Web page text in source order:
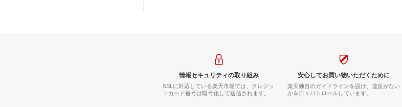
情報セキュリティの取り組み
SSLに対応している楽天市場では、クレジッ
トカード番号は暗号化して送信されます。
安心してお買い物いただくために
楽天独自のガイドラインを設け、違反がない
かを日々パトロールしています。